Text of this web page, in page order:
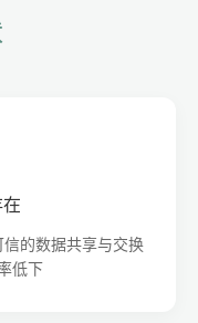
的数据共享与交换
低下